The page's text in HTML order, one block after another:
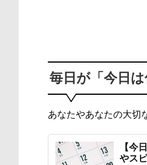
毎日が「今日は
あなたやあなたの大切
【今
やス